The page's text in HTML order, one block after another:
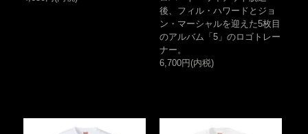
後、フィル・ハワードとジョ
ン・マーシャルを迎えた5枚目
のアルバム「5」のロゴトレー
ナー。
6,700円(内税)